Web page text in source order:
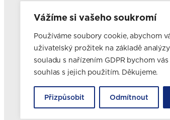
Vážíme si vašeho soukromí
Používáme soubory cookie, abychom
uživatelský prožitek na základě
souladu s nařízením GDPR bychom
souhlas s jejich použitím. Děkujeme.
Přizpůsobit Odmítnout
Často kladené dotazy
Nabídka pro developery
Nabídka pro majitele a pronajímatele
Franšízing
Volná pracovní místa
Blog
Novinky
Realizace kuchyní